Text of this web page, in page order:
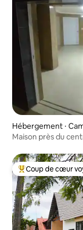
Hébergement ⋅
Maison près du
Coups de cœur
Coup de cœur